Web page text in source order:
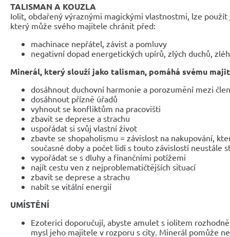
TALISMAN A KOUZLA
Iolit, obdařený výraznými magickými vlastnostmi, lze
který může svého majitele chránit před:
machinace nepřátel, závist a pomluvy
negativní dopad energetických upírů, zlých duchů,
Minerál, který slouží jako talisman, pomáhá svému
dosáhnout duchovní harmonie a porozumění mezi
dosáhnout přízně úřadů
vyhnout se konfliktům na pracovišti
zbavit se deprese a strachu
uspořádat si svůj vlastní život
zbavte se shopaholismu = závislost na nakupování,
současné doby a počet lidí s touto závislostí neustále
vypořádat se s dluhy a finančními potížemi
najít cestu ven z nejproblematičtějších situací
zbavit se deprese a strachu
nabít se vitální energií
UMÍSTĚNÍ
Ezoterici doporučují, abyste amulet s iolitem
mysl jeho majitele v rozporu s city. Minerál pomůže